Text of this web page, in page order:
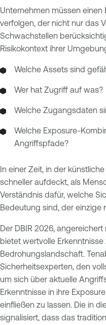
Unternehmen müssen
verfolgen, der nicht nur das
Schwachstellen
Risikokontext ihrer
Welche Assets sind
Wer hat Zugriff auf was?
Welche Zugangsdaten
Welche Exposure-
Angriffspfade?
In einer Zeit, in der
schneller aufdeckt, als
Verständnis dafür, welche
Bedeutung sind, der einzige
Der DBIR 2026,
bietet wertvolle
Bedrohungslandschaft.
Sicherheitsexperten, den
um sich über aktuelle
Erkenntnisse in ihre
einfließen zu lassen. Die in
signalisiert, dass das